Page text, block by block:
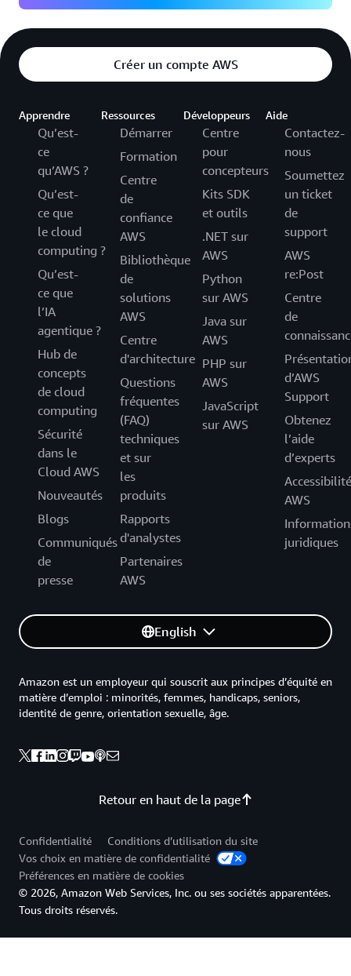
Créer un compte AWS
Apprendre
Qu’est-
ce
qu’AWS ?
Qu’est-
ce que
le cloud
computing ?
Qu’est-
ce que
l’IA
agentique ?
Hub de
concepts
de cloud
computing
Sécurité
dans le
Cloud AWS
Nouveautés
Blogs
Communiqués
de
presse
Ressources
Démarrer
Formation
Centre
de
confiance
AWS
Bibliothèque
de
solutions
AWS
Centre
d'architecture
Questions
fréquentes
(FAQ)
techniques
et sur
les
produits
Rapports
d'analystes
Partenaires
AWS
Développeurs
Centre
pour
concepteurs
Kits SDK
et outils
.NET sur
AWS
Python
sur AWS
Java sur
AWS
PHP sur
AWS
JavaScript
sur AWS
Aide
Contactez-
nous
Soumettez
un ticket
de
support
AWS
re:Post
Centre
de
d’AWS
Support
Obtenez
l’aide
d’experts
Accessibilité
AWS
juridiques
English
Retour en haut de la page
Amazon est un employeur qui souscrit aux principes d’équité en
matière d’emploi : minorités, femmes, handicaps, seniors,
identité de genre, orientation sexuelle, âge.
Confidentialité
Conditions d’utilisation du site
Vos choix en matière de confidentialité
Préférences en matière de cookies
© 2026, Amazon Web Services, Inc. ou ses sociétés apparentées.
Tous droits réservés.